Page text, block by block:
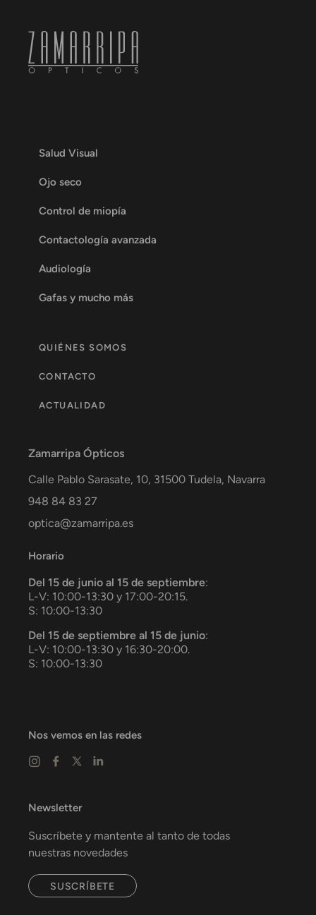
Salud Visual
Ojo seco
Control de miopía
Contactología avanzada
Audiología
Gafas y mucho más
QUIÉNES SOMOS
CONTACTO
ACTUALIDAD
Zamarripa Ópticos
Calle Pablo Sarasate, 10, 31500 Tudela, Navarra
948 84 83 27
optica@zamarripa.es
Horario
Del 15 de junio al 15 de septiembre:
L-V: 10:00-13:30 y 17:00-20:15.
S: 10:00-13:30
Del 15 de septiembre al 15 de junio:
L-V: 10:00-13:30 y 16:30-20:00.
S: 10:00-13:30
Nos vemos en las redes
Newsletter
Suscríbete y mantente al tanto de todas
nuestras novedades
SUSCRÍBETE